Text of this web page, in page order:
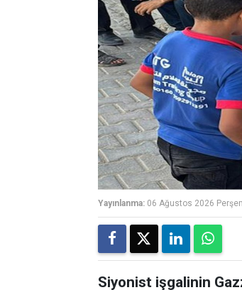
Yayınlanma: 06 Ağustos 2026
Siyonist işgalinin